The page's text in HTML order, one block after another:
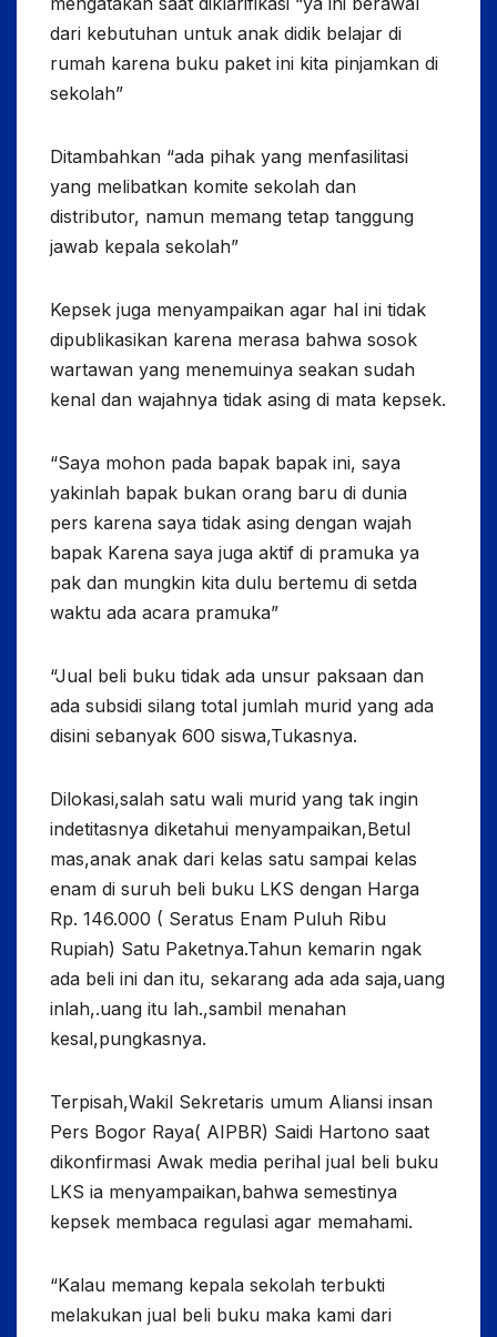
dari kebutuhan untuk anak didik belajar di
rumah karena buku paket ini kita pinjamkan di
sekolah”
Ditambahkan “ada pihak yang menfasilitasi
yang melibatkan komite sekolah dan
distributor, namun memang tetap tanggung
jawab kepala sekolah”
Kepsek juga menyampaikan agar hal ini tidak
dipublikasikan karena merasa bahwa sosok
wartawan yang menemuinya seakan sudah
kenal dan wajahnya tidak asing di mata kepsek.
“Saya mohon pada bapak bapak ini, saya
yakinlah bapak bukan orang baru di dunia
pers karena saya tidak asing dengan wajah
bapak Karena saya juga aktif di pramuka ya
pak dan mungkin kita dulu bertemu di setda
waktu ada acara pramuka”
“Jual beli buku tidak ada unsur paksaan dan
ada subsidi silang total jumlah murid yang ada
disini sebanyak 600 siswa,Tukasnya.
Dilokasi,salah satu wali murid yang tak ingin
indetitasnya diketahui menyampaikan,Betul
mas,anak anak dari kelas satu sampai kelas
enam di suruh beli buku LKS dengan Harga
Rp. 146.000 ( Seratus Enam Puluh Ribu
Rupiah) Satu Paketnya.Tahun kemarin ngak
ada beli ini dan itu, sekarang ada ada saja,uang
inlah,.uang itu lah.,sambil menahan
kesal,pungkasnya.
Terpisah,Wakil Sekretaris umum Aliansi insan
Pers Bogor Raya( AIPBR) Saidi Hartono saat
dikonfirmasi Awak media perihal jual beli buku
LKS ia menyampaikan,bahwa semestinya
kepsek membaca regulasi agar memahami.
“Kalau memang kepala sekolah terbukti
melakukan jual beli buku maka kami dari